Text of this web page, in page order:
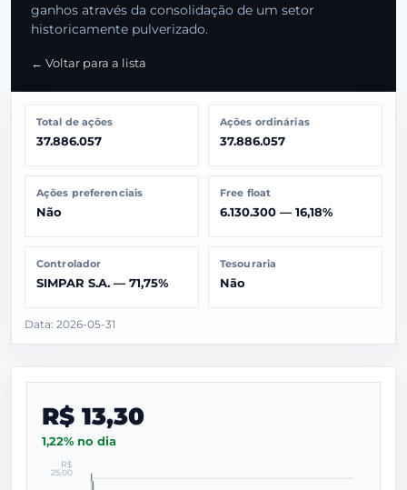
ganhos através da consolidação de um setor
historicamente pulverizado.
← Voltar para a lista
Total de ações
37.886.057
Ações ordinárias
37.886.057
Ações preferenciais
Não
Free float
6.130.300 — 16,18%
Controlador
SIMPAR S.A. — 71,75%
Tesouraria
Não
Data: 2026-05-31
R$ 13,30
1,22% no dia
R$
25,00